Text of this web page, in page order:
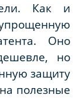
Как и
Оно
но
защиту
полезные